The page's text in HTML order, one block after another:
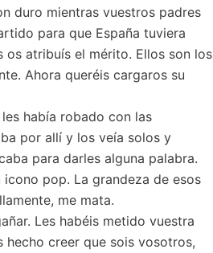
duro mientras vuestros padres
para que España tuviera
atribuís el mérito. Ellos son los
Ahora queréis cargaros su
había robado con las
por allí y los veía solos y
para darles alguna palabra.
pop. La grandeza de esos
me mata.
Les habéis metido vuestra
hecho creer que sois vosotros,